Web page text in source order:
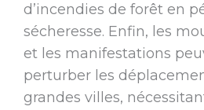
d’incendies de forêt en
sécheresse. Enfin, les
et les manifestations
perturber les
grandes villes,